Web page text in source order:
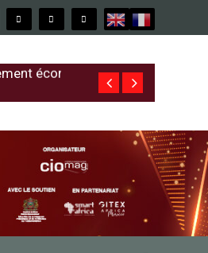
économique
Free au